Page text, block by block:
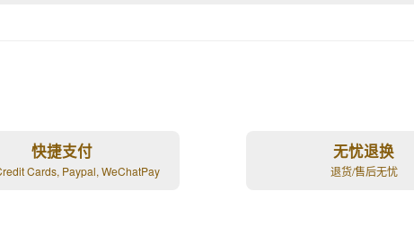
快捷支付
Cards, Paypal, WeChatPay
无忧退换
退货/售后无忧